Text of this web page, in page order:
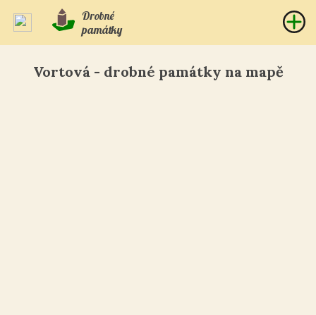
Drobné
památky
Vortová - drobné památky na mapě